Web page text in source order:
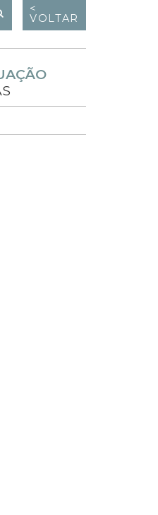
<
VOLTAR